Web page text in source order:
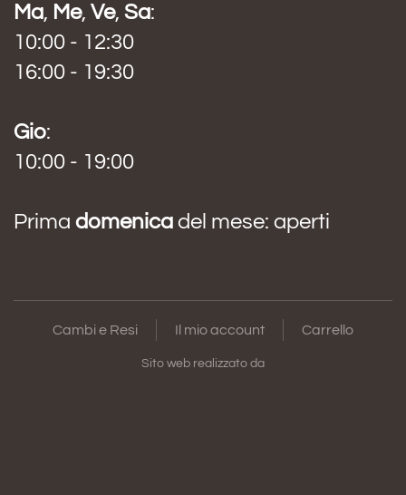
Ma, Me, Ve, Sa:
10:00 - 12:30
16:00 - 19:30
Gio:
10:00 - 19:00
Prima domenica del mese: aperti
Cambi e Resi Il mio account Carrello
Sito web realizzato da